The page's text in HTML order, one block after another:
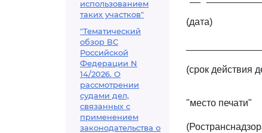
использованием
таких участков"
"Тематический
обзор ВС
Российской
Федерации N
14/2026. О
рассмотрении
судами дел,
связанных с
применением
законодательства о
(дата)
(срок действия
"место печати"